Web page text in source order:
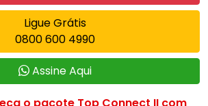
Ligue Grátis
0800 600 4990
Assine Aqui